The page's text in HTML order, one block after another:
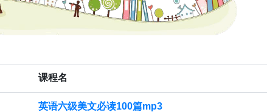
课程名
英语六级美文必读100篇mp3